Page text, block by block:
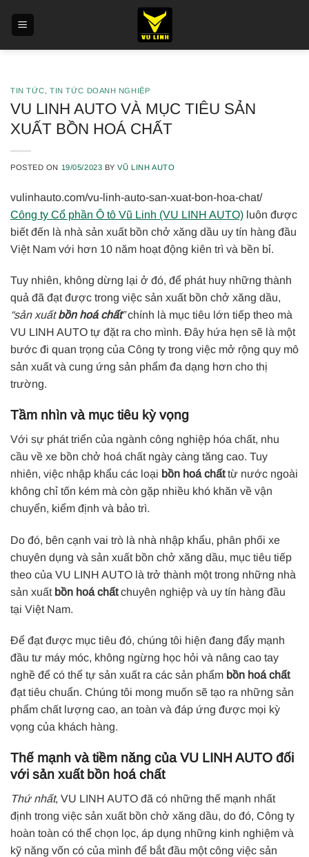
TIN TỨC,TIN TỨC DOANH NGHIỆP
VU LINH AUTO VÀ MỤC TIÊU SẢN
XUẤT BỒN HOÁ CHẤT
POSTED ON 19/05/2023 BYVŨ LINH AUTO
vulinhauto.com/vu-linh-auto-san-xuat-bon-hoa-chat/
Công ty Cổ phần Ô tô Vũ Linh (VU LINH AUTO) luôn được
biết đến là nhà sản xuất bồn chở xăng dầu uy tín hàng đầu
Việt Nam với hơn 10 năm hoạt động kiên trì và bền bỉ.
Tuy nhiên, không dừng lại ở đó, để phát huy những thành
quả đã đạt được trong việc sản xuất bồn chở xăng dầu,
“sản xuấtbồn hoá chất”chính là mục tiêu lớn tiếp theo mà
VU LINH AUTO tự đặt ra cho mình. Đây hứa hẹn sẽ là một
bước đi quan trọng của Công ty trong việc mở rộng quy mô
sản xuất và cung ứng sản phẩm đa dạng hơn cho thị
trường.
Tầm nhìn và mục tiêu kỳ vọng
Với sự phát triển của ngành công nghiệp hóa chất, nhu
cầu về xe bồn chở hoá chất ngày càng tăng cao. Tuy
nhiên, việc nhập khẩu các loại bồn hoá chấttừ nước ngoài
không chỉ tốn kém mà còn gặp nhiều khó khăn về vận
chuyển, kiểm định và bảo trì.
Do đó, bên cạnh vai trò là nhà nhập khẩu, phân phối xe
chuyên dụng và sản xuất bồn chở xăng dầu, mục tiêu tiếp
theo của VU LINH AUTO là trở thành một trong những nhà
sản xuất bồn hoá chấtchuyên nghiệp và uy tín hàng đầu
tại Việt Nam.
Để đạt được mục tiêu đó, chúng tôi hiện đang đẩy mạnh
đầu tư máy móc, không ngừng học hỏi và nâng cao tay
nghề để có thể tự sản xuất ra các sản phẩm bồn hoá chất
đạt tiêu chuẩn. Chúng tôi mong muốn sẽ tạo ra những sản
phẩm chất lượng cao, an toàn và đáp ứng được mọi kỳ
vọng của khách hàng.
Thế mạnh và tiềm năng của VU LINH AUTO đối
với sản xuất bồn hoá chất
Thứ nhất, VU LINH AUTO đã có những thế mạnh nhất
định trong việc sản xuất bồn chở xăng dầu, do đó, Công ty
hoàn toàn có thể chọn lọc, áp dụng những kinh nghiệm và
kỹ năng vốn có của mình để bắt đầu một công việc sản